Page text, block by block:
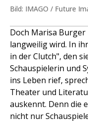
Bild: IMAGO / Future
Doch Marisa
langweilig wird. In
in der Clutch", den
Schauspielerin und
ins Leben rief,
Theater und
auskennt. Denn die
nicht nur